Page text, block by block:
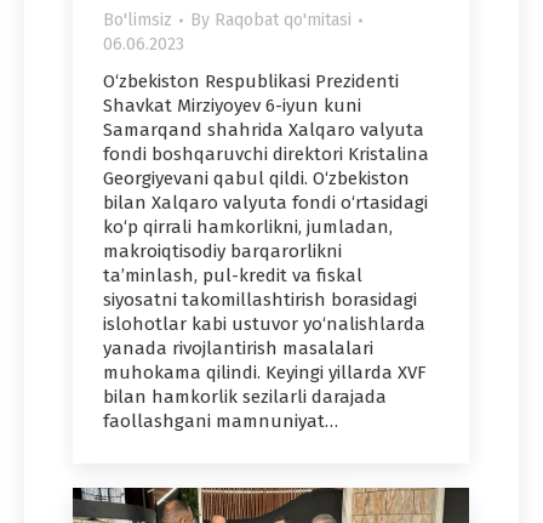
Bo'limsiz By Raqobat qo'mitasi
06.06.2023
O‘zbekiston Respublikasi Prezidenti
Shavkat Mirziyoyev 6-iyun kuni
Samarqand shahrida Xalqaro valyuta
fondi boshqaruvchi direktori Kristalina
Georgiyevani qabul qildi. O‘zbekiston
bilan Xalqaro valyuta fondi o‘rtasidagi
ko‘p qirrali hamkorlikni, jumladan,
makroiqtisodiy barqarorlikni
ta’minlash, pul-kredit va fiskal
siyosatni takomillashtirish borasidagi
islohotlar kabi ustuvor yo‘nalishlarda
yanada rivojlantirish masalalari
muhokama qilindi. Keyingi yillarda XVF
bilan hamkorlik sezilarli darajada
faollashgani mamnuniyat…